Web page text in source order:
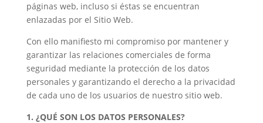
páginas web, incluso si éstas se encuentran
enlazadas por el Sitio Web.
Con ello manifiesto mi compromiso por mantener y
garantizar las relaciones comerciales de forma
seguridad mediante la protección de los datos
personales y garantizando el derecho a la privacidad
de cada uno de los usuarios de nuestro sitio web.
1. ¿QUÉ SON LOS DATOS PERSONALES?